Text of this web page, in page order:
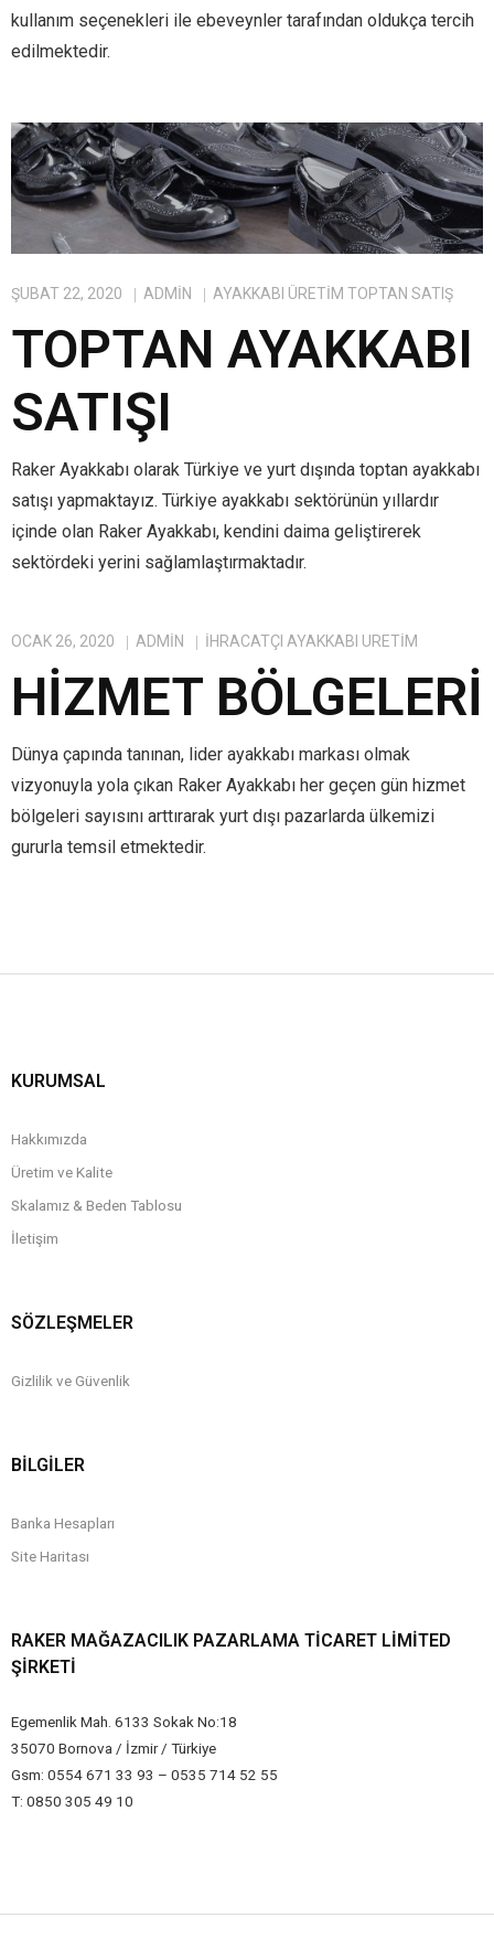
kullanım seçenekleri ile ebeveynler tarafından oldukça tercih
edilmektedir.
ŞUBAT 22, 2020 ADMIN AYAKKABI ÜRETIM TOPTAN SATIŞ
TOPTAN AYAKKABI
SATIŞI
Raker Ayakkabı olarak Türkiye ve yurt dışında toptan ayakkabı
satışı yapmaktayız. Türkiye ayakkabı sektörünün yıllardır
içinde olan Raker Ayakkabı, kendini daima geliştirerek
sektördeki yerini sağlamlaştırmaktadır.
OCAK 26, 2020 ADMIN IHRACATÇI AYAKKABI ÜRETIM
HIZMET BÖLGELERI
Dünya çapında tanınan, lider ayakkabı markası olmak
vizyonuyla yola çıkan Raker Ayakkabı her geçen gün hizmet
bölgeleri sayısını arttırarak yurt dışı pazarlarda ülkemizi
gururla temsil etmektedir.
KURUMSAL
Hakkımızda
Üretim ve Kalite
Skalamız & Beden Tablosu
İletişim
SÖZLEŞMELER
Gizlilik ve Güvenlik
BİLGİLER
Banka Hesapları
Site Haritası
RAKER MAĞAZACILIK PAZARLAMA TICARET LIMITED
ŞIRKETI
Egemenlik Mah. 6133 Sokak No:18
35070 Bornova / İzmir / Türkiye
Gsm: 0554 671 33 93 – 0535 714 52 55
T: 0850 305 49 10